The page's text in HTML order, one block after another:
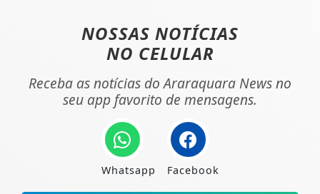
NOSSAS NOTÍCIAS
NO CELULAR
Receba as notícias do Araraquara News no
seu app favorito de mensagens.
Whatsapp Facebook